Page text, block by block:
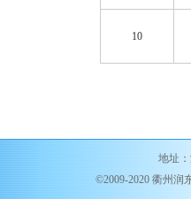
10
地址
©2009-2020 衢州